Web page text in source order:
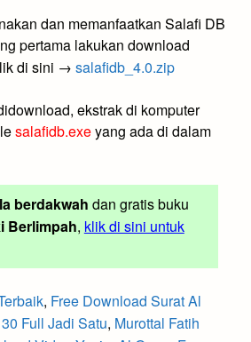
dan memanfaatkan Salafi DB
pertama lakukan download
di sini → salafidb_4.0.zip
ekstrak di komputer
salafidb.exeyang ada di dalam
berdakwah dan gratis buku
Berlimpah, klik di sini untuk
, Free Download Surat Al
Full Jadi Satu, Murottal Fatih